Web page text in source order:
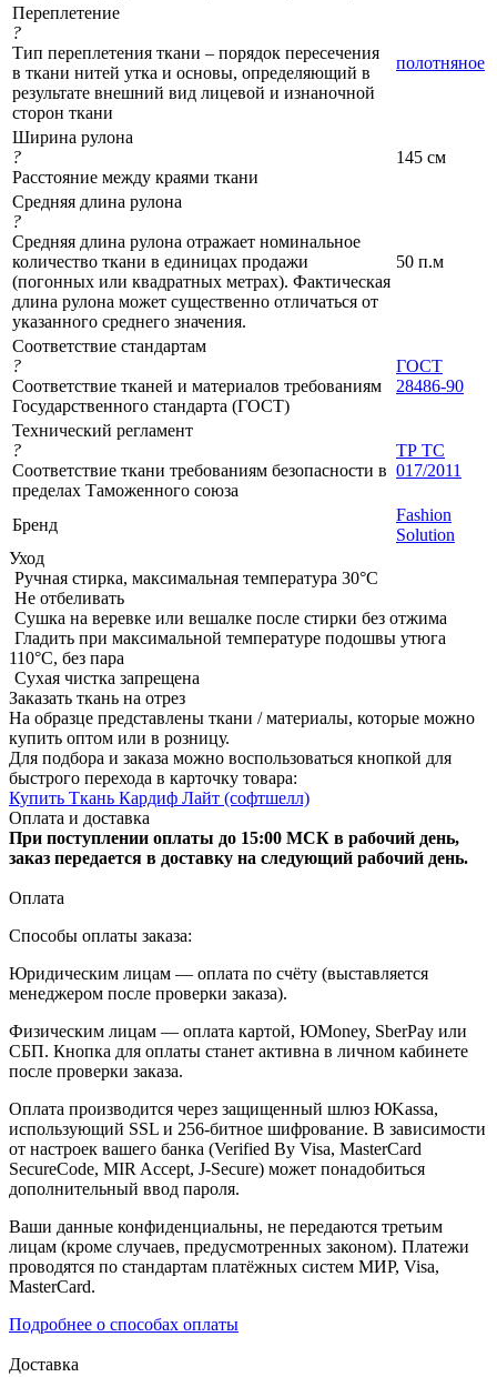
Переплетение
?
Тип переплетения ткани – порядок пересечения
в ткани нитей утка и основы, определяющий в
результате внешний вид лицевой и изнаночной
сторон ткани
полотняное
Ширина рулона
?
Расстояние между краями ткани
145 см
Средняя длина рулона
?
Средняя длина рулона отражает номинальное
количество ткани в единицах продажи
(погонных или квадратных метрах). Фактическая
длина рулона может существенно отличаться от
указанного среднего значения.
50 п.м
Соответствие стандартам
?
Соответствие тканей и материалов требованиям
Государственного стандарта (ГОСТ)
ГОСТ
28486-90
Технический регламент
?
Соответствие ткани требованиям безопасности в
пределах Таможенного союза
ТР ТС
017/2011
Бренд
Fashion
Solution
Уход
Ручная стирка, максимальная температура 30°С
Не отбеливать
Сушка на веревке или вешалке после стирки без отжима
Гладить при максимальной температуре подошвы утюга
110°C, без пара
Сухая чистка запрещена
Заказать ткань на отрез
На образце представлены ткани / материалы, которые можно
купить оптом или в розницу.
Для подбора и заказа можно воспользоваться кнопкой для
быстрого перехода в карточку товара:
Купить Ткань Кардиф Лайт (софтшелл)
Оплата и доставка
При поступлении оплаты до 15:00 МСК в рабочий день,
заказ передается в доставку на следующий рабочий день.
Оплата
Способы оплаты заказа:
Юридическим лицам — оплата по счёту (выставляется
менеджером после проверки заказа).
Физическим лицам — оплата картой, ЮMoney, SberPay или
СБП. Кнопка для оплаты станет активна в личном кабинете
после проверки заказа.
Оплата производится через защищенный шлюз ЮKassa,
использующий SSL и 256-битное шифрование. В зависимости
от настроек вашего банка (Verified By Visa, MasterCard
SecureCode, MIR Accept, J-Secure) может понадобиться
дополнительный ввод пароля.
Ваши данные конфиденциальны, не передаются третьим
лицам (кроме случаев, предусмотренных законом). Платежи
проводятся по стандартам платёжных систем МИР, Visa,
MasterCard.
Подробнее о способах оплаты
Доставка